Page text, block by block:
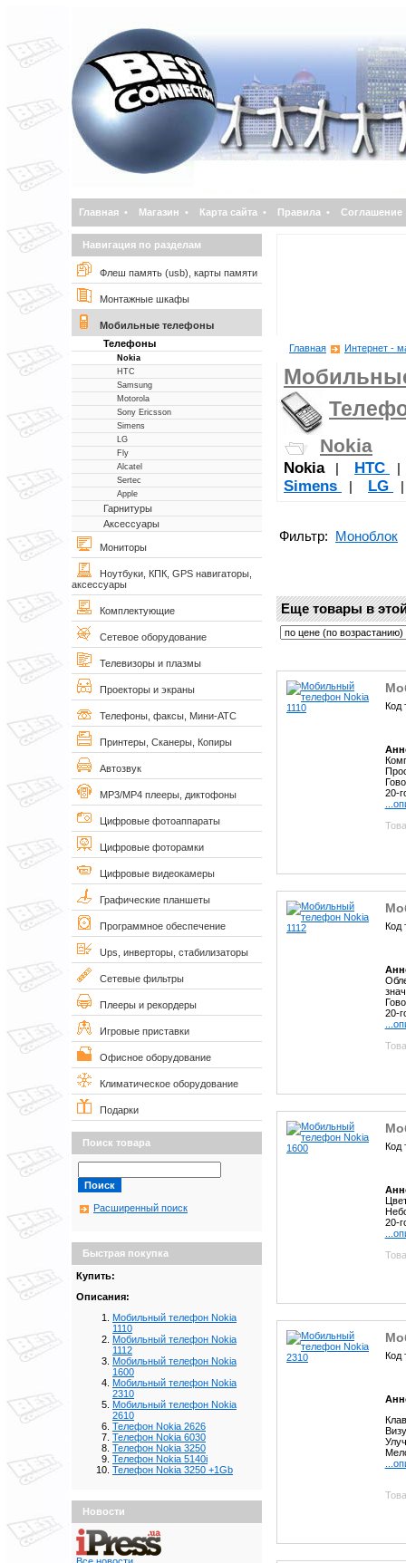
Главная • Магазин • Карта сайта • Правила • Соглашение
Навигация по разделам
Флеш память (usb), карты памяти
Монтажные шкафы
Мобильные телефоны
Телефоны
Nokia
НТС
Samsung
Motorola
Sony Ericsson
Simens
LG
Fly
Alcatel
Sertec
Apple
Гарнитуры
Аксессуары
Мониторы
Ноутбуки, КПК, GPS навигаторы,
аксессуары
Комплектующие
Сетевое оборудование
Телевизоры и плазмы
Проекторы и экраны
Телефоны, факсы, Мини-АТС
Принтеры, Сканеры, Копиры
Автозвук
MP3/MP4 плееры, диктофоны
Цифровые фотоаппараты
Цифровые фоторамки
Цифровые видеокамеры
Графические планшеты
Программное обеспечение
Ups, инверторы, стабилизаторы
Сетевые фильтры
Плееры и рекордеры
Игровые приставки
Офисное оборудование
Климатическое оборудование
Подарки
Поиск товара
Расширенный поиск
Быстрая покупка
Купить:
Описания:
Мобильный телефон Nokia
1110
Мобильный телефон Nokia
1112
Мобильный телефон Nokia
1600
Мобильный телефон Nokia
2310
Мобильный телефон Nokia
2610
Телефон Nokia 2626
Телефон Nokia 6030
Телефон Nokia 3250
Телефон Nokia 5140i
Телефон Nokia 3250 +1Gb
Новости
Главная Интернет -
Nokia
Nokia| НТС
Simens | LG
Фильтр: Моноблок
Еще товары в
Код
20-
Код
20-
Код
20-
Код